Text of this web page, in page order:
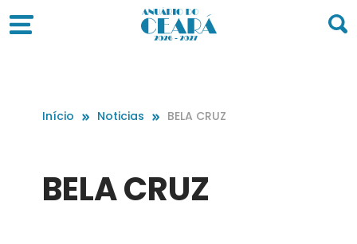
Início Noticias BELA CRUZ
BELA CRUZ